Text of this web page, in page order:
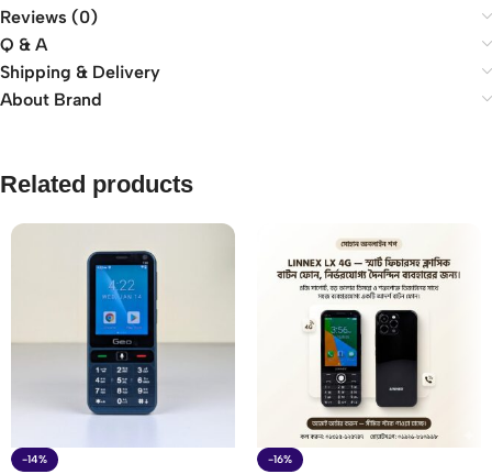
Reviews (0)
Q & A
Shipping & Delivery
About Brand
Related products
-14% -16%